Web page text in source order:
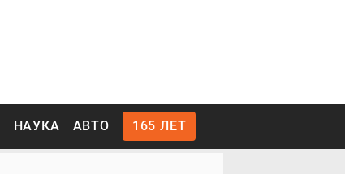
НАУКА АВТО 165 ЛЕТ